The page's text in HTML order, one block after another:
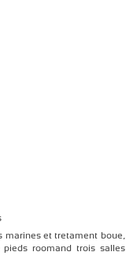
marines et tretament boue,
roomand trois salles